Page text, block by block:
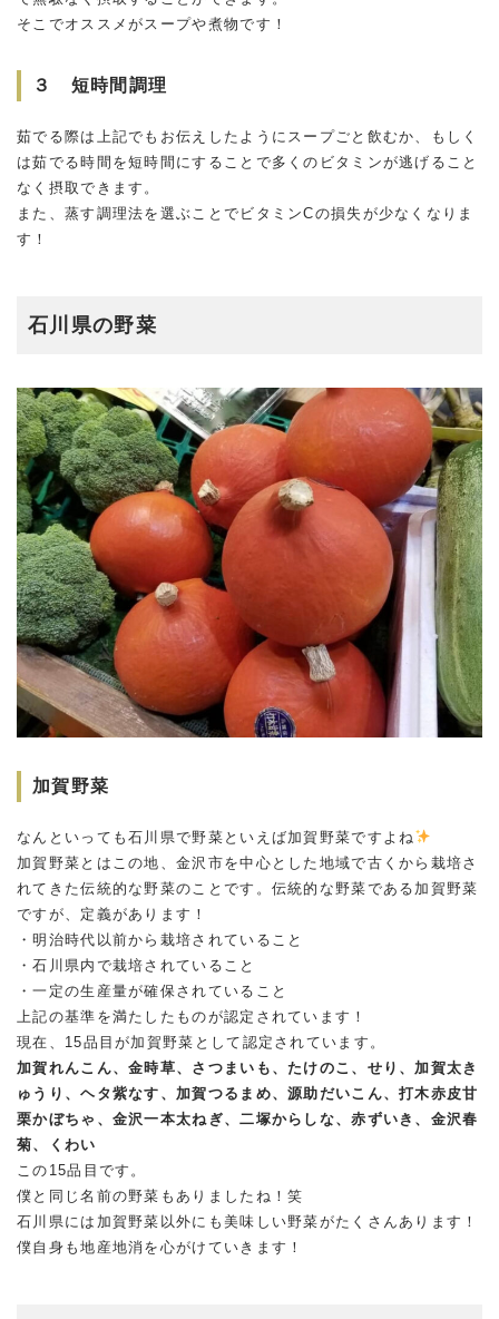
そこでオススメがスープや煮物です！
３ 短時間調理
茹でる際は上記でもお伝えしたようにスープごと飲むか、もしく
は茹でる時間を短時間にすることで多くのビタミンが逃げること
なく摂取できます。
また、蒸す調理法を選ぶことでビタミンCの損失が少なくなりま
す！
石川県の野菜
加賀野菜
なんといっても石川県で野菜といえば加賀野菜ですよね
加賀野菜とはこの地、金沢市を中心とした地域で古くから栽培さ
れてきた伝統的な野菜のことです。伝統的な野菜である加賀野菜
ですが、定義があります！
・明治時代以前から栽培されていること
・石川県内で栽培されていること
・一定の生産量が確保されていること
上記の基準を満たしたものが認定されています！
現在、15品目が加賀野菜として認定されています。
加賀れんこん、金時草、さつまいも、たけのこ、せり、加賀太き
ゅうり、ヘタ紫なす、加賀つるまめ、源助だいこん、打木赤皮甘
栗かぼちゃ、金沢一本太ねぎ、二塚からしな、赤ずいき、金沢春
菊、くわい
この15品目です。
僕と同じ名前の野菜もありましたね！笑
石川県には加賀野菜以外にも美味しい野菜がたくさんあります！
僕自身も地産地消を心がけていきます！